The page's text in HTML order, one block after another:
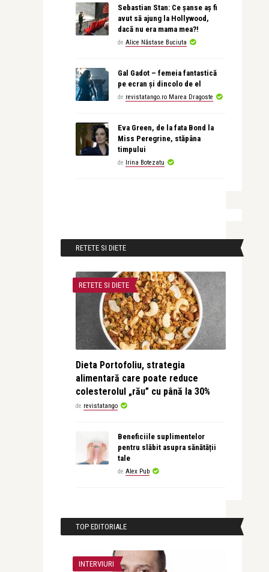
Sebastian Stan: Ce șanse aș fi
avut să ajung la Hollywood,
dacă nu era mama mea?!
de Alice Năstase Buciuta
Gal Gadot – femeia fantastică
pe ecran și dincolo de el
de revistatango.ro Marea Dragoste
Eva Green, de la fata Bond la
Miss Peregrine, stăpâna
timpului
de Irina Botezatu
RETETE SI DIETE
RETETE SI DIETE
Dieta Portofoliu, strategia
alimentară care poate reduce
colesterolul „rău” cu până la 30%
de revistatango
Beneficiile suplimentelor
pentru slăbit asupra sănătății
tale
de Alex Pub
TOP EDITORIALE
INTERVIURI